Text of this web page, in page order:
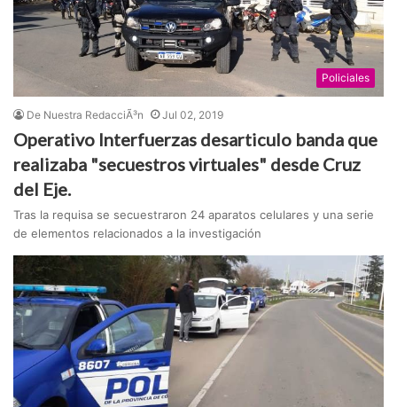
Policiales
De Nuestra RedacciÃ³n Jul 02, 2019
Operativo Interfuerzas desarticulo banda que
realizaba "secuestros virtuales" desde Cruz
del Eje.
Tras la requisa se secuestraron 24 aparatos celulares y una serie
de elementos relacionados a la investigación